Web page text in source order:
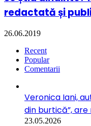
redactată și
26.06.2019
Recent
Popular
Comentarii
Veronica Iani,
din burtică”, are
23.05.2026